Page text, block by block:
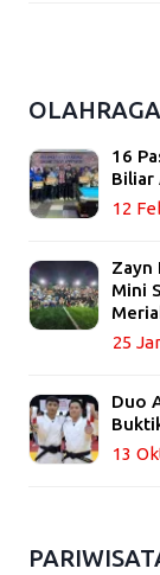
OLAHRAGA
16
Biliar
12
Zayn
Mini
25
Duo
13